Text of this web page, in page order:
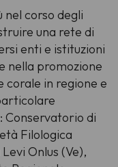
corso degli
una rete di
enti e istituzioni
nella promozione
corale in regione e
Conservatorio di
Filologica
Onlus (Ve),